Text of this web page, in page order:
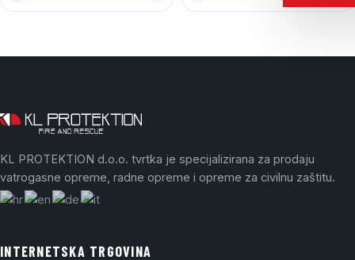
KL PROTEKTION d.o.o. tvrtka je specijalizirana za prodaju
vatrogasne opreme, radne opreme i opreme za civilnu zaštitu.
INTERNETSKA TRGOVINA